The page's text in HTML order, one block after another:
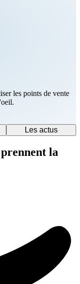
les points de vente
Les actus
la